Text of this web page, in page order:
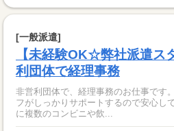
[一般派遣]
【未経験OK☆弊社派遣ス
利団体で経理事務
非営利団体で、経理事務のお仕事です
フがしっかりサポートするので安心し
に複数のコンビニや飲...